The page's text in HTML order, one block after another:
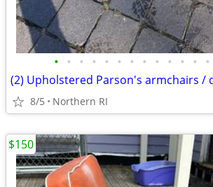
• • • • • • • • • • • • •
8/5 Northern RI
$150